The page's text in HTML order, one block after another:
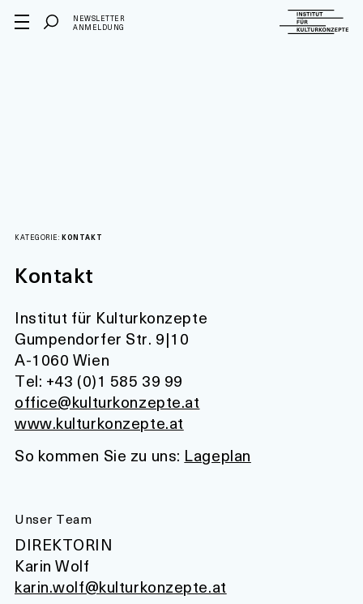
NEWSLETTER
ANMELDUNG
KATEGORIE:KONTAKT
Kontakt
Institut für Kulturkonzepte
Gumpendorfer Str. 9|10
A-1060 Wien
Tel: +43 (0)1 585 39 99
office@kulturkonzepte.at
www.kulturkonzepte.at
So kommen Sie zu uns: Lageplan
Unser Team
DIREKTORIN
Karin Wolf
karin.wolf@kulturkonzepte.at